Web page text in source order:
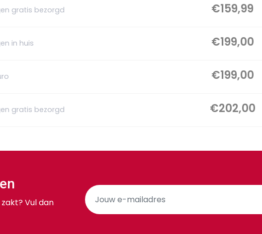
gratis bezorgd €159,99
in huis €199,00
€199,00
gratis bezorgd €202,00
Vul dan